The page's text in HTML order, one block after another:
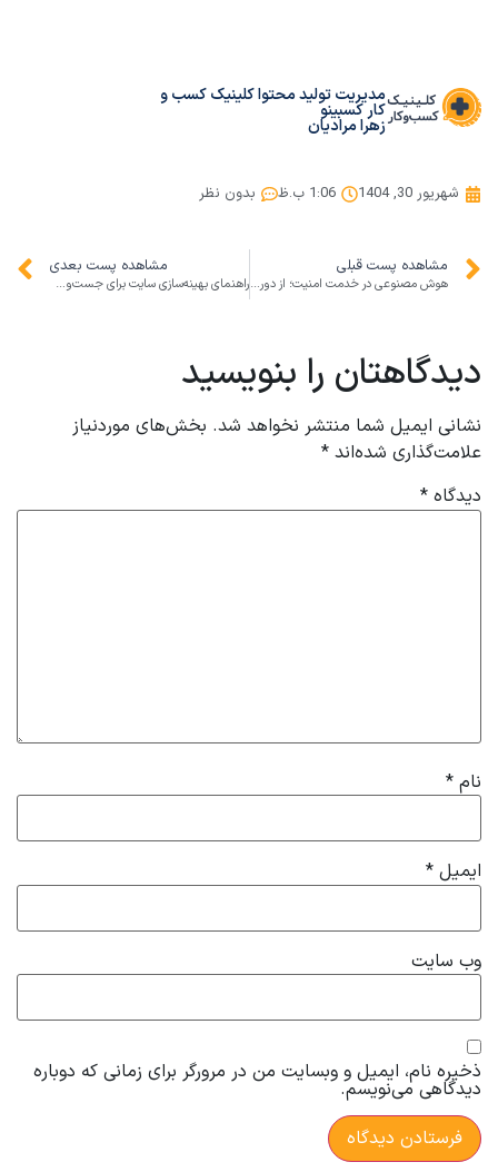
مدیریت تولید محتوا کلینیک کسب و
کار کسبینو
زهرا مرادیان
شهریور 30, 1404 1:06 ب.ظ بدون نظر
مشاهده پست قبلی
هوش مصنوعی در خدمت امنیت؛ از دوربین‌های هوشمند تا دزدگیرهای پیشرفته برای کسب‌وکارهای ایرانی
مشاهده پست بعدی
راهنمای بهینه‌سازی سایت برای جست‌وجوی صوتی فارسی: کلید افزایش دیده‌شدن کسب‌وکارها در عصر جست‌وجوی صوتی
دیدگاهتان را بنویسید
نشانی ایمیل شما منتشر نخواهد شد. بخش‌های موردنیاز
علامت‌گذاری شده‌اند *
دیدگاه *
نام *
ایمیل *
وب‌ سایت
ذخیره نام، ایمیل و وبسایت من در مرورگر برای زمانی که دوباره
دیدگاهی می‌نویسم.